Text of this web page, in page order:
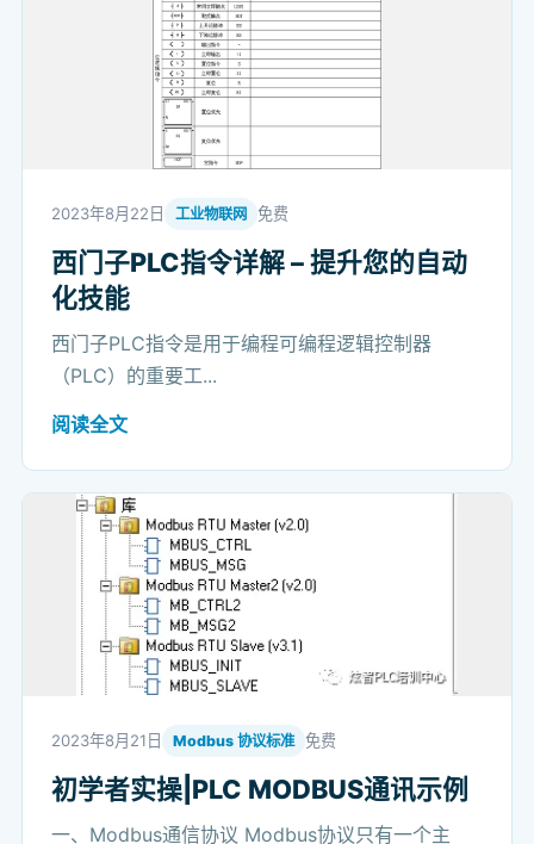
2023年8月22日 工业物联网 免费
西门子PLC指令详解 – 提升您的自动
化技能
西门子PLC指令是用于编程可编程逻辑控制器
（PLC）的重要工...
阅读全文
2023年8月21日 Modbus 协议标准 免费
初学者实操|PLC MODBUS通讯示例
一、Modbus通信协议 Modbus协议只有一个主